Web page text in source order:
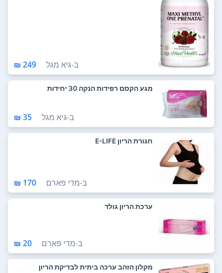
ב-גיא מגל 249 ₪
מגע הקסם רפידות הנקה 30 יחידות
ב-גיא מגל 35 ₪
חגורת הריון E-LIFE
ב-מדי פארם 170 ₪
ערכת הריון גולד
ב-מדי פארם 20 ₪
מקלון הזהב ערכה ביתית לבדיקת הריון